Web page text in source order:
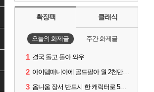
확장팩 클래식
오늘의 화제글 주간 화제글
1 결국 돌고 돌아 와우
2 아이템매니아에 골드팔아 월 2천만원 넘게 버는 인간 있던데
3 옴니움 장서 반드시 한 캐릭터로 5단계까지 밀어야 하나요?